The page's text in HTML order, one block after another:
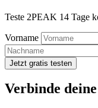
Teste 2PEAK 14 Tage
Vorname
Jetzt gratis testen
Verbinde